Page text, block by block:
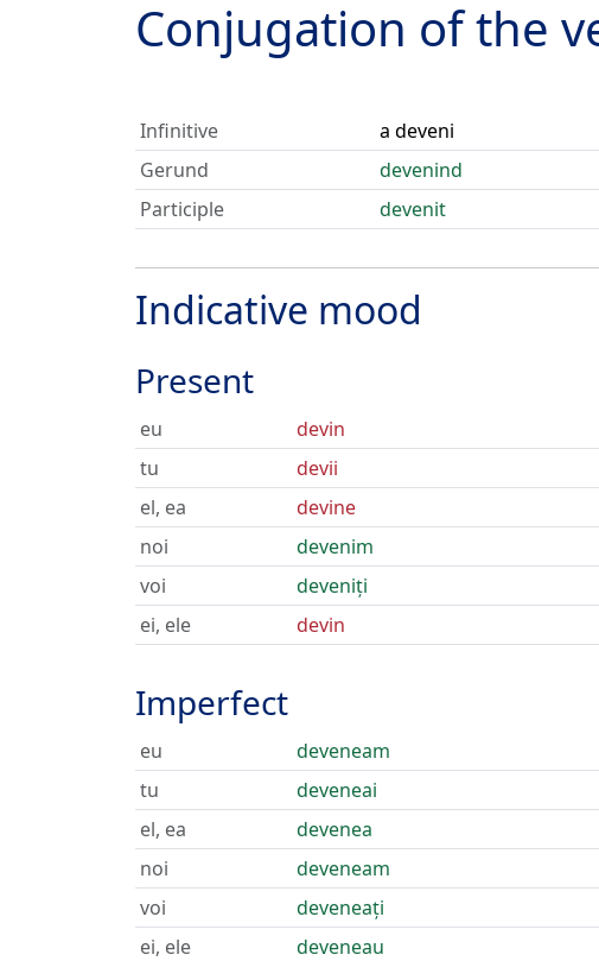
Conjugation of the
Infinitive
a deveni
Gerund
devenind
Participle
devenit
Indicative mood
Present
eu
devin
tu
devii
el, ea
devine
noi
devenim
voi
deveniți
ei, ele
devin
Imperfect
eu
deveneam
tu
deveneai
el, ea
devenea
noi
deveneam
voi
deveneați
ei, ele
deveneau